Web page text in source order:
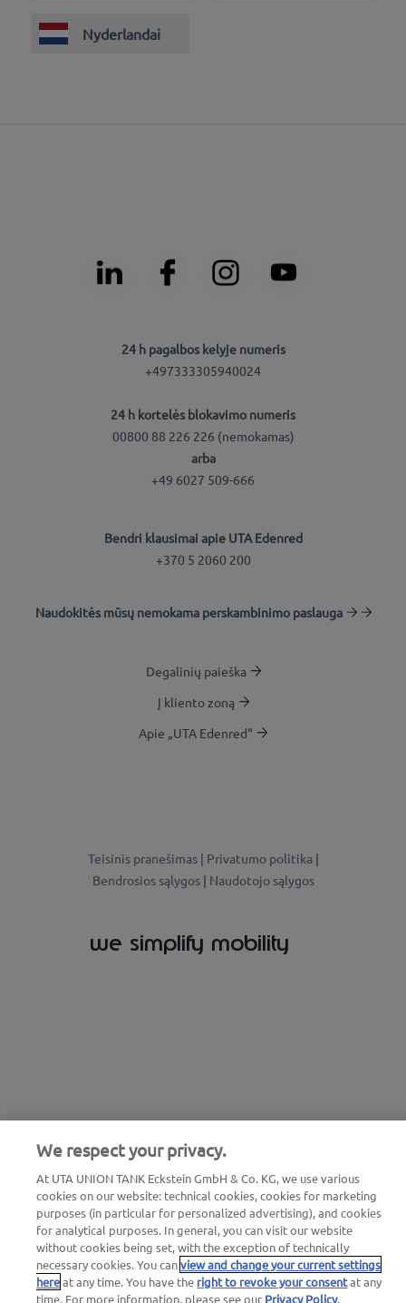
Nyderlandai
24 h pagalbos kelyje numeris
+497333305940024
24 h kortelės blokavimo numeris
00800 88 226 226 (nemokamas)
arba
+49 6027 509-666
Bendri klausimai apie UTA Edenred
+370 5 2060 200
Naudokitės mūsų nemokama perskambinimo paslauga
Degalinių paieška
Į kliento zoną
Apie „UTA Edenred“
Teisinis pranešimas | Privatumo politika |
Bendrosios sąlygos| Naudotojo sąlygos
we simplify mobility
We respect your privacy.
At UTA UNION TANK Eckstein GmbH & Co. KG, we use various
cookies on our website: technical cookies, cookies for marketing
purposes (in particular for personalized advertising), and cookies
for analytical purposes. In general, you can visit our website
without cookies being set, with the exception of technically
necessary cookies. You canview and change your current settings
hereat any time. You have the right to revoke your consentat any
time. For more information, please see our Privacy Policy.